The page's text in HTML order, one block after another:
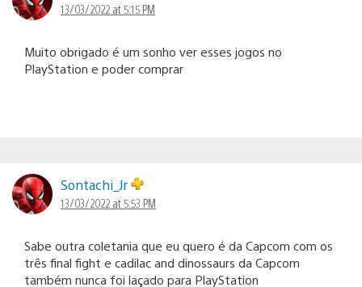
13/03/2022 at 5:15 PM
Muito obrigado é um sonho ver esses jogos no
PlayStation e poder comprar
Sontachi_Jr
13/03/2022 at 5:53 PM
Sabe outra coletania que eu quero é da Capcom com os
três final fight e cadilac and dinossaurs da Capcom
também nunca foi laçado para PlayStation